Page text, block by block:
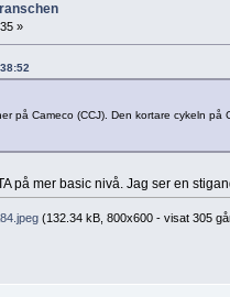
»
på Cameco (CCJ). Den kortare cykeln
på mer basic nivå. Jag ser en
(132.34 kB, 800x600 - visat 305